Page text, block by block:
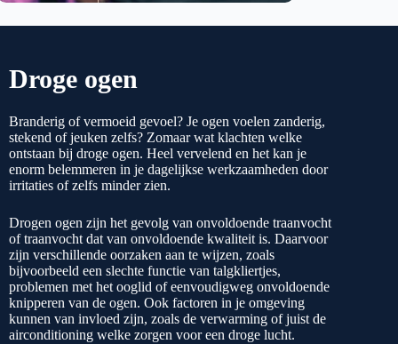
Droge ogen
Branderig of vermoeid gevoel? Je ogen voelen zanderig,
stekend of jeuken zelfs? Zomaar wat klachten welke
ontstaan bij droge ogen. Heel vervelend en het kan je
enorm belemmeren in je dagelijkse werkzaamheden door
irritaties of zelfs minder zien.
Drogen ogen zijn het gevolg van onvoldoende traanvocht
of traanvocht dat van onvoldoende kwaliteit is. Daarvoor
zijn verschillende oorzaken aan te wijzen, zoals
bijvoorbeeld een slechte functie van talgkliertjes,
problemen met het ooglid of eenvoudigweg onvoldoende
knipperen van de ogen. Ook factoren in je omgeving
kunnen van invloed zijn, zoals de verwarming of juist de
airconditioning welke zorgen voor een droge lucht.